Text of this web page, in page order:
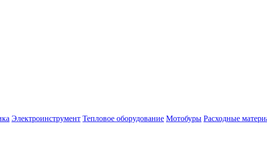
Электроинструмент Тепловое оборудование Мотобуры Расходные